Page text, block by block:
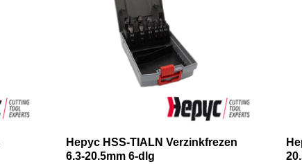
Hepyc HSS-TIALN Verzinkfrezen
6.3-20.5mm 6-dlg